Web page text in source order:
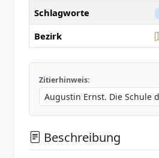
Schlagworte
Bezirk
Zitierhinweis:
Beschreibung